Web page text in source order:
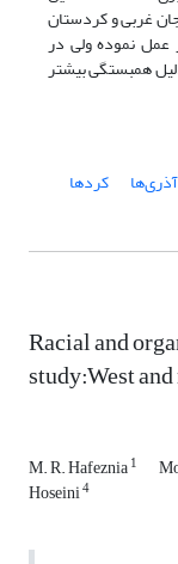
غربی و کردستان
عمل نموده ولی در
همبستگی بیشتر
آذری‌ها
کردها
Racial and
study:West
M. R. Hafeznia1
Hoseini4